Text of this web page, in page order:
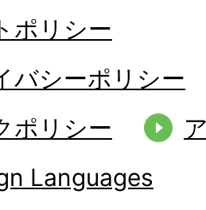
ポリシー
バシーポリシー
ポリシー
Languages